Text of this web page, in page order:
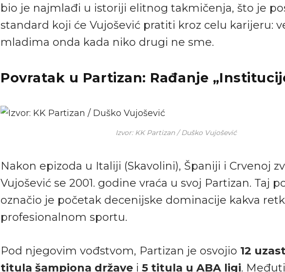
bio je najmlađi u istoriji elitnog takmičenja, što je
standard koji će Vujošević pratiti kroz celu karijeru:
mladima onda kada niko drugi ne sme.
Povratak u Partizan: Rađanje
Izvor: KK Partizan / Duško Vujošević
Nakon epizoda u Italiji (Skavolini), Španiji i Crvenoj
Vujošević se 2001. godine vraća u svoj Partizan. Taj
označio je početak decenijske dominacije kakva
profesionalnom sportu.
Pod njegovim vođstvom, Partizan je osvojio 12
titula šampiona države i 5 titula u ABA ligi.